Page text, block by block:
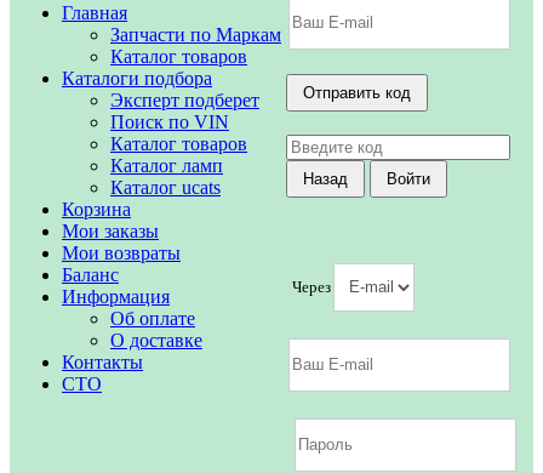
Главная
Запчасти по Маркам
Каталог товаров
Каталоги подбора
Эксперт подберет
Поиск по VIN
Каталог товаров
Каталог ламп
Каталог ucats
Корзина
Мои заказы
Мои возвраты
Баланс
Информация
Об оплате
О доставке
Контакты
СТО
Через